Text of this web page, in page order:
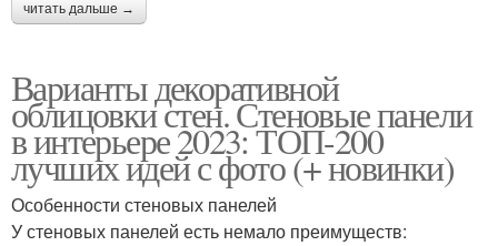
Отделки с учетом
читать дальше →
Варианты декоративной
облицовки стен. Стеновые панели
в интерьере 2023: ТОП-200
лучших идей с фото (+ новинки)
Особенности стеновых панелей
У стеновых панелей есть немало преимуществ: